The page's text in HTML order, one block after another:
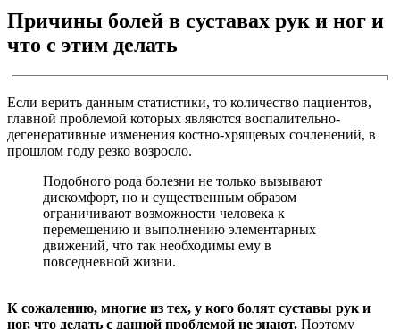
Причины болей в суставах рук и ног и
что с этим делать
Если верить данным статистики, то количество пациентов,
главной проблемой которых являются воспалительно-
дегенеративные изменения костно-хрящевых сочленений, в
прошлом году резко возросло.
Подобного рода болезни не только вызывают
дискомфорт, но и существенным образом
ограничивают возможности человека к
перемещению и выполнению элементарных
движений, что так необходимы ему в
повседневной жизни.
К сожалению, многие из тех, у кого болят суставы рук и
ног, что делать с данной проблемой не знают. Поэтому